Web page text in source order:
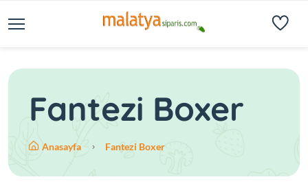
Fantezi Boxer
Anasayfa Fantezi Boxer